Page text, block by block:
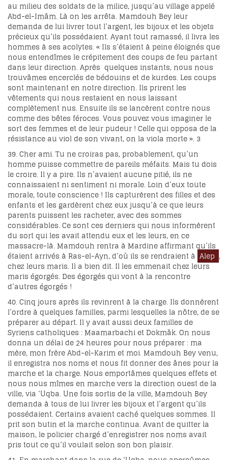
au milieu des soldats de la milice, jusqu’au village appelé
Abd-el-Imâm. Là on les arrêta. Mamdouh Bey leur
demanda de lui livrer tout l’argent, les bijoux et les objets
précieux qu’ils possédaient. Ayant tout ramassé, il livra les
hommes à ses acolytes. « Ils s’étaient à peine éloignés que
nous entendîmes le crépitement des coups de feu partant
dans leur direction. Après quelques instants, nous nous
trouvâmes encerclés de bédouins et de kurdes. Les coups
sont maintenant en notre direction. Ils prirent les
vêtements qui nous restaient en nous laissant
complètement nus. Ensuite ils se lancèrent contre nous
comme des bêtes féroces. Vous pouvez vous imaginer le
sort des femmes et de leur pudeur ! Celle qui opposa de la
résistance au viol de son vivant, on la viola morte ».3
39. Cher ami. Tu ne croiras pas, probablement, qu’un
homme puisse commettre de pareils méfaits. Mais tu dois
le croire. Il y a pire. Ils n’avaient aucune pitié, ils ne
connaissaient ni sentiment ni morale. Loin d’eux toute
morale, toute conscience ! Ils capturèrent des filles et des
enfants et les gardèrent chez eux jusqu’à ce que leurs
parents puissent les racheter, avec des sommes
considérables. Ce sont ces derniers qui nous informèrent
du sort qui les avait attendu eux et les leurs, en ce
massacre-là. Mamdouh rentra à Mardine affirmant qu’ils
étaient arrivés à Ras-el-Ayn, d’où ils se rendraient à Alep ,
chez leurs maris. Il a bien dit. Il les emmenait chez leurs
maris égorgés. Des égorgés qui vont à la rencontre
d’autres égorgés !
40. Cinq jours après ils revinrent à la charge. Ils donnèrent
l’ordre à quelques familles, parmi lesquelles la nôtre, de se
préparer au départ. Il y avait aussi deux familles de
Syriens catholiques : Maamarbachi et Dokmâk. On nous
donna un délai de 24 heures pour nous préparer : ma
mère, mon frère Abd-el-Karim et moi. Mamdouh Bey venu,
il enregistra nos noms et nous fit donner des ânes pour la
marche et la charge. Nous emportâmes quelques effets et
nous nous mîmes en marche vers la direction ouest de la
ville, via ‘Uqba. Une fois sortis de la ville, Mamdouh Bey
demanda à tous de lui livrer les bijoux et l’argent qu’ils
possédaient. Certains avaient caché quelques sommes. Il
prit son butin et la marche continua. Avant de quitter la
maison, le policier chargé d’enregistrer nos noms avait
pris tout ce qu’il voulait selon son bon plaisir.